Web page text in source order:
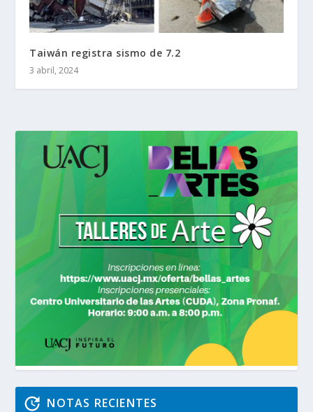
Taiwán registra sismo de 7.2
3 abril, 2024
NOTAS RECIENTES